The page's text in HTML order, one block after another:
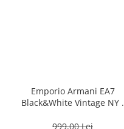
Emporio Armani EA7
Black&White Vintage NY -
999,00 Lei